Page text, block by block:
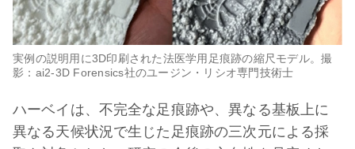
実例の説明用に3D印刷された法医学用足痕跡の縮尺モデル。撮
影：ai2-3D Forensics社のユージン・リシオ専門技術士
ハーベイは、不完全な足痕跡や、異なる基板上に
異なる天候状況で生じた足痕跡の三次元による採